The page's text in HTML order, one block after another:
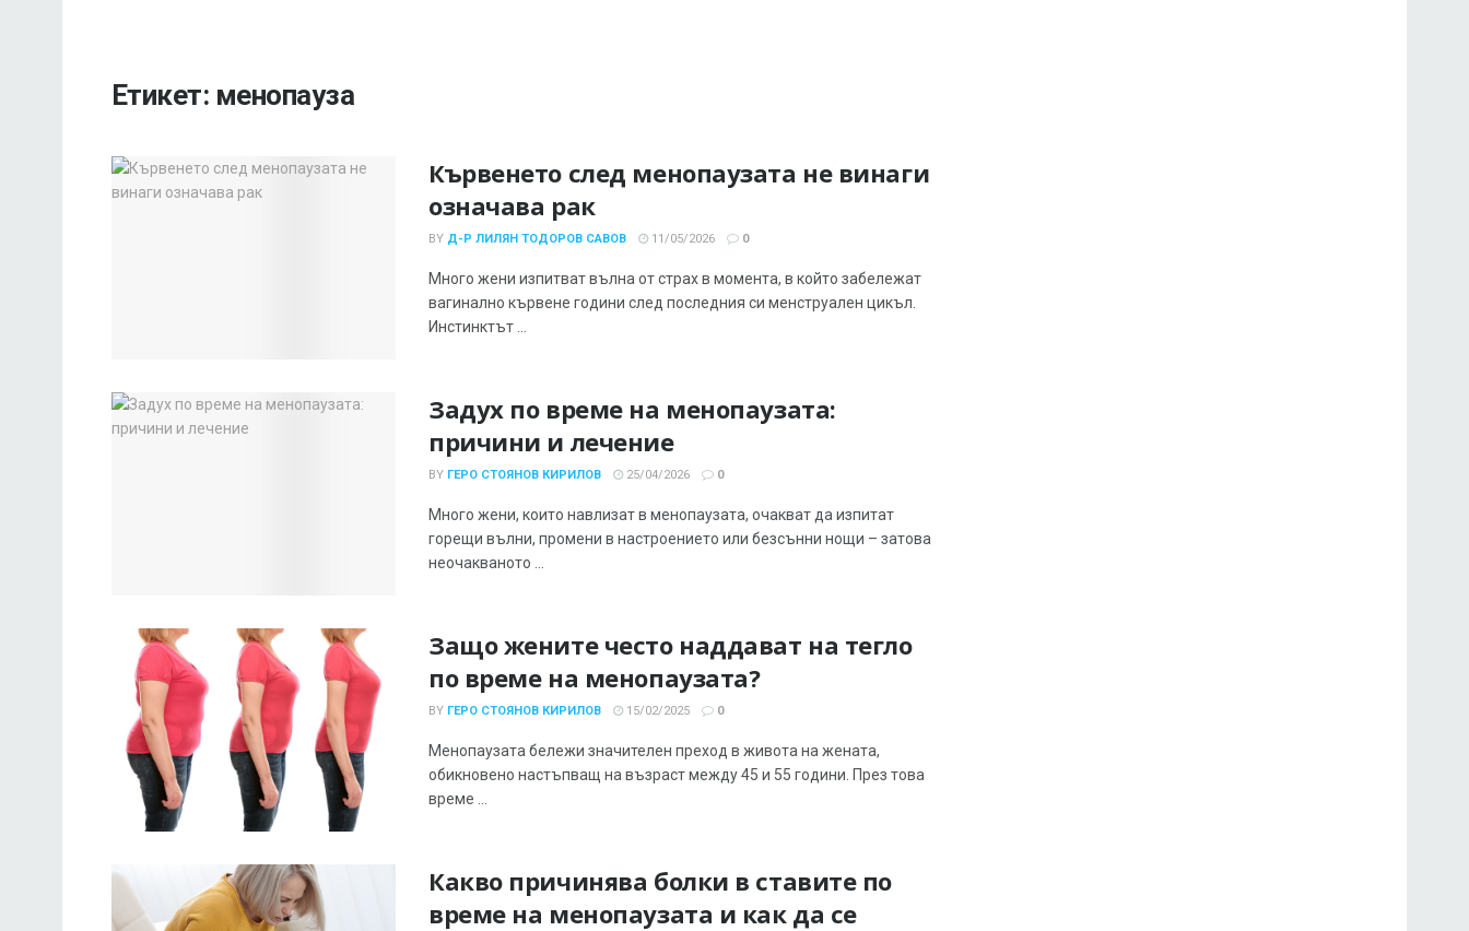
Етикет: менопауза
Кървенето след менопаузата не винаги
означава рак
BY Д-Р ЛИЛЯН ТОДОРОВ САВОВ 11/05/2026 0
Много жени изпитват вълна от страх в момента, в който забележат
вагинално кървене години след последния си менструален цикъл.
Инстинктът ...
Задух по време на менопаузата:
причини и лечение
BY ГЕРО СТОЯНОВ КИРИЛОВ 25/04/2026 0
Много жени, които навлизат в менопаузата, очакват да изпитат
горещи вълни, промени в настроението или безсънни нощи – затова
неочакваното ...
Защо жените често наддават на тегло
по време на менопаузата?
BY ГЕРО СТОЯНОВ КИРИЛОВ 15/02/2025 0
Менопаузата бележи значителен преход в живота на жената,
обикновено настъпващ на възраст между 45 и 55 години. През това
време ...
Какво причинява болки в ставите по
време на менопаузата и как да се